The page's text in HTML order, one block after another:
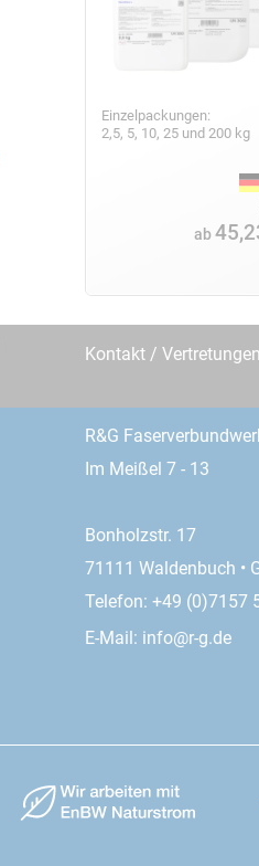
Einzelpackungen:
2,5, 5, 10, 25 und 200 kg
ab
Kontakt / Vertretungen
R&G
Im Meißel 7 - 13
Bonholzstr. 17
71111 Waldenbuch •
Telefon: +49 (0)7157
E-Mail: info@r-g.de